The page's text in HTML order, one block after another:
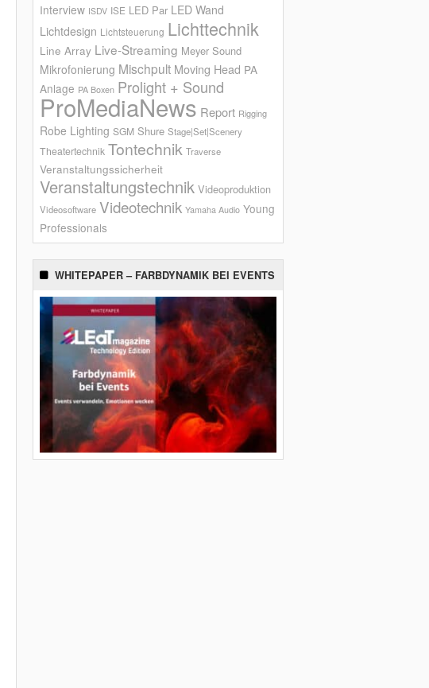
Interview ISDV ISE LED Par LED Wand
Lichtdesign Lichtsteuerung Lichttechnik
Line Array Live-Streaming Meyer Sound
Mikrofonierung Mischpult Moving Head PA
Anlage PA Boxen Prolight + Sound
ProMediaNews Report Rigging
Robe Lighting SGM Shure Stage|Set|Scenery
Theatertechnik Tontechnik Traverse
Veranstaltungssicherheit
Veranstaltungstechnik Videoproduktion
Videosoftware Videotechnik Yamaha Audio Young
Professionals
WHITEPAPER – FARBDYNAMIK BEI EVENTS